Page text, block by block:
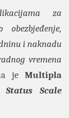
za
i naknadu
vremena
je Multipla
Scale